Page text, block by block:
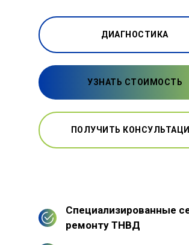
ДИАГНОСТИКА
УЗНАТЬ СТОИМОСТЬ
ПОЛУЧИТЬ
Специализированные
ремонту ТНВД